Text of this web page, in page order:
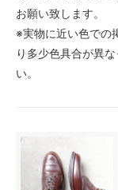
お願い致します。
※実物に近い色での
り多少色具合が異
い。